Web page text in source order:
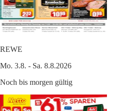
REWE
Mo. 3.8. - Sa. 8.8.2026
Noch bis morgen gültig